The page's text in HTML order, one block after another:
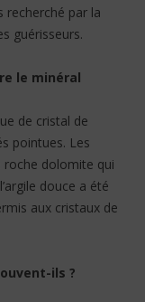
recherché par la
guérisseurs.
le minéral
de cristal de
pointues. Les
roche dolomite qui
douce a été
aux cristaux de
ils ?